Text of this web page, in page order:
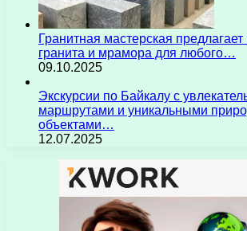
Гранитная мастерская
гранита и мрамора для любого…
09.10.2025
Экскурсии по Байкалу с
маршрутами и уникальными
объектами…
12.07.2025